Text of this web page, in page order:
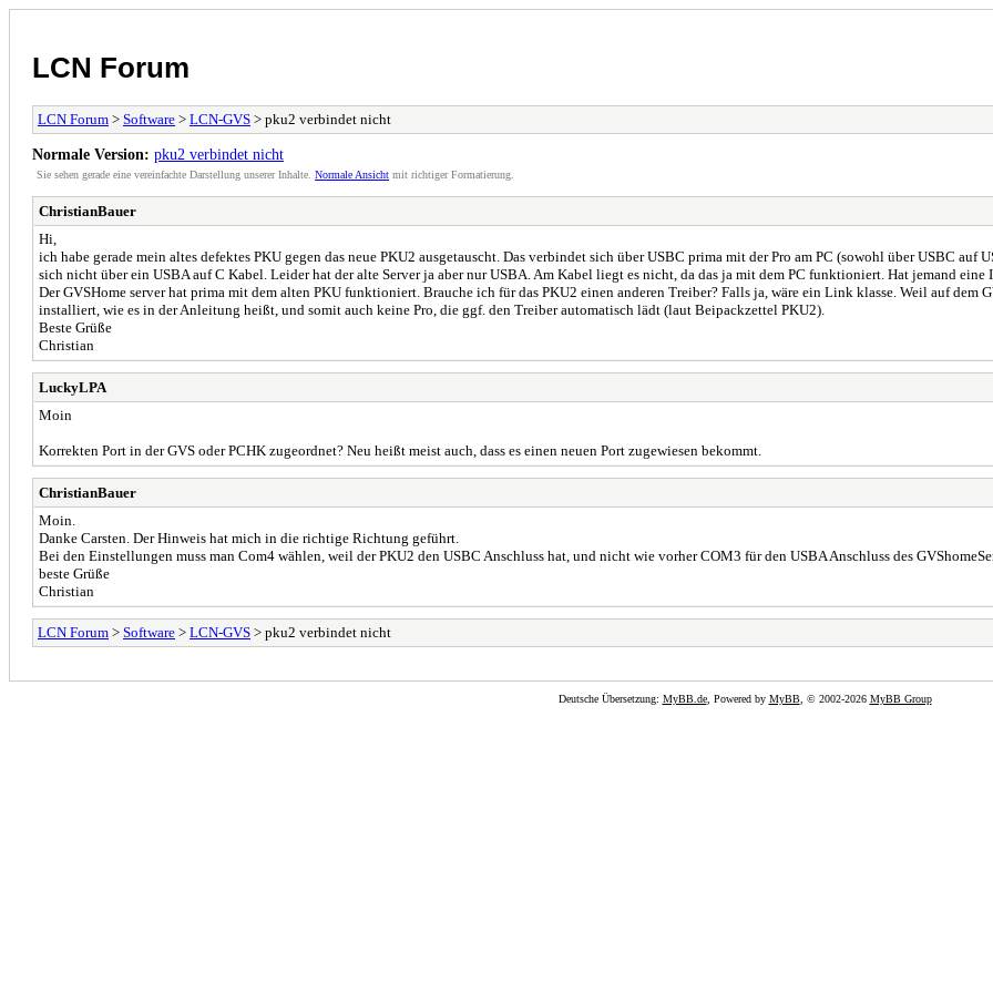
LCN Forum
LCN Forum > Software > LCN-GVS > pku2 verbindet nicht
Normale Version: pku2 verbindet nicht
Sie sehen gerade eine vereinfachte Darstellung unserer Inhalte. Normale Ansicht mit richtiger Formatierung.
ChristianBauer
Hi,
ich habe gerade mein altes defektes PKU gegen das neue PKU2 ausgetauscht. Das verbindet sich über USBC prima mit der Pro am PC (sowohl über USBC auf
sich nicht über ein USBA auf C Kabel. Leider hat der alte Server ja aber nur USBA. Am Kabel liegt es nicht, da das ja mit dem PC funktioniert. Hat jemand eine
Der GVSHome server hat prima mit dem alten PKU funktioniert. Brauche ich für das PKU2 einen anderen Treiber? Falls ja, wäre ein Link klasse. Weil auf
installiert, wie es in der Anleitung heißt, und somit auch keine Pro, die ggf. den Treiber automatisch lädt (laut Beipackzettel PKU2).
Beste Grüße
Christian
LuckyLPA
Moin
Korrekten Port in der GVS oder PCHK zugeordnet? Neu heißt meist auch, dass es einen neuen Port zugewiesen bekommt.
ChristianBauer
Moin.
Danke Carsten. Der Hinweis hat mich in die richtige Richtung geführt.
Bei den Einstellungen muss man Com4 wählen, weil der PKU2 den USBC Anschluss hat, und nicht wie vorher COM3 für den USBA Anschluss des
beste Grüße
Christian
LCN Forum > Software > LCN-GVS > pku2 verbindet nicht
Deutsche Übersetzung: MyBB.de, Powered by MyBB, © 2002-2026 MyBB Group